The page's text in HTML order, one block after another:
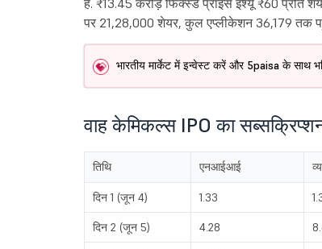
है. ₹13.45 करोड़ फिक्स्ड प्राइस इश्यू ₹60 प्रति
पर 21,28,000 शेयर, कुल एप्लीकेशन 36,179 तक
भारतीय मार्केट में इन्वेस्ट करें और 5paisa के साथ
वाह केमिकल्स IPO का
तिथि एनआईआई
दिन 1 (जून 4) 1.33
दिन 2 (जून 5) 4.28